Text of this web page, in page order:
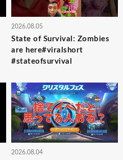
2026.08.05
State of Survival: Zombies
are here#viralshort
#stateofsurvival
2026.08.04